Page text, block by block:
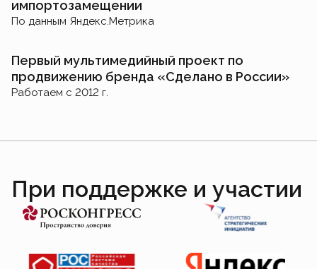
импортозамещении
По данным Яндекс.Метрика
Первый мультимедийный проект по
продвижению бренда «Сделано в России»
Работаем с 2012 г.
При поддержке и участии